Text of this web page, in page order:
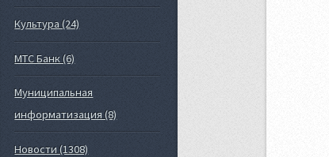
Культура (24)
МТС Банк (6)
Муниципальная
информатизация (8)
Новости (1308)